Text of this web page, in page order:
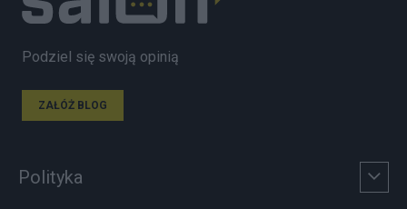
Podziel się swoją opinią
ZAŁÓŻ BLOG
Polityka